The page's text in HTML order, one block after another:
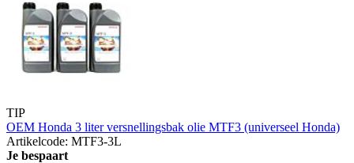
TIP
OEM Honda 3 liter versnellingsbak olie MTF3 (universeel Honda)
Artikelcode: MTF3-3L
Je bespaart